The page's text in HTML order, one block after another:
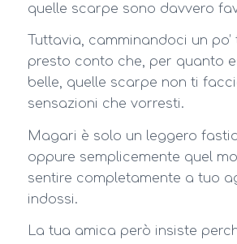
quelle scarpe sono davvero
Tuttavia, camminandoci un
presto conto che, per quanto
belle, quelle scarpe non ti
sensazioni che vorresti.
Magari è solo un leggero
oppure semplicemente quel
sentire completamente a tuo
indossi.
La tua amica però insiste